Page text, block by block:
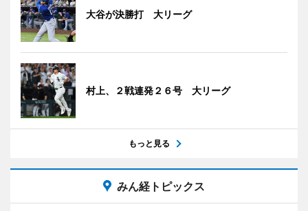
大谷が決勝打 大リーグ
村上、２戦連発２６号 大リーグ
もっと見る
みん経トピックス